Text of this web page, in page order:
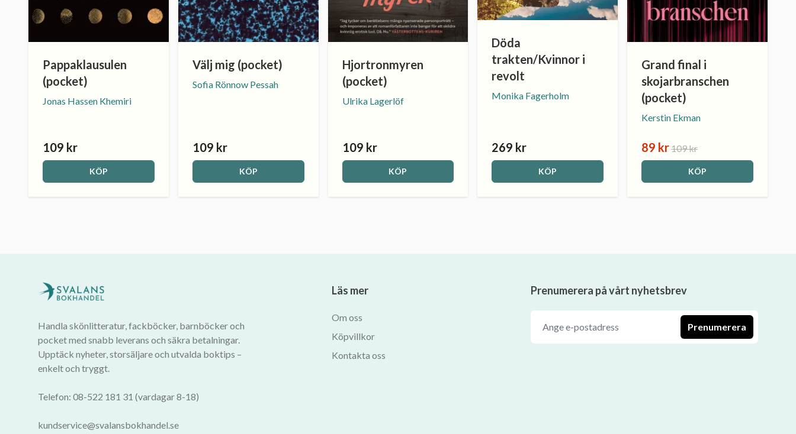
Pappaklausulen
(pocket)
Jonas Hassen Khemiri
109 kr
KÖP
Välj mig (pocket)
Sofia Rönnow Pessah
109 kr
KÖP
Hjortronmyren
(pocket)
Ulrika Lagerlöf
109 kr
KÖP
Döda
trakten/Kvinnor i
revolt
Monika Fagerholm
269 kr
KÖP
Grand final i
skojarbranschen
(pocket)
Kerstin Ekman
89 kr109 kr
KÖP
Handla skönlitteratur, fackböcker, barnböcker och
pocket med snabb leverans och säkra betalningar.
Upptäck nyheter, storsäljare och utvalda boktips –
enkelt och tryggt.
Telefon: 08-522 181 31 (vardagar 8-18)
kundservice@svalansbokhandel.se
Läs mer
Om oss
Köpvillkor
Kontakta oss
Prenumerera på vårt nyhetsbrev
Prenumerera